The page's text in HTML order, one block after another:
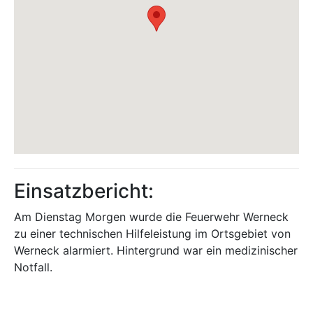
Einsatzbericht:
Am Dienstag Morgen wurde die Feuerwehr Werneck
zu einer technischen Hilfeleistung im Ortsgebiet von
Werneck alarmiert. Hintergrund war ein medizinischer
Notfall.